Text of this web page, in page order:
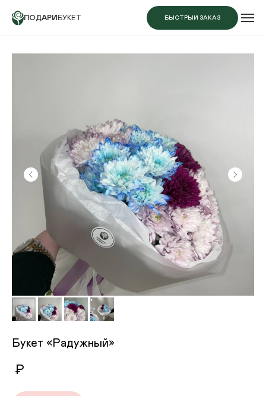
ПОДАРИ БУКЕТ БЫСТРЫЙ ЗАКАЗ
Букет «Радужный»
₽